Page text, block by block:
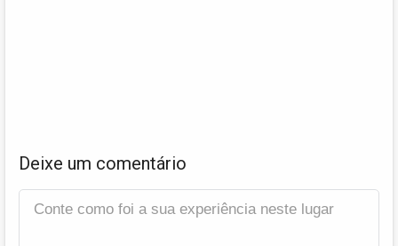
Deixe um comentário